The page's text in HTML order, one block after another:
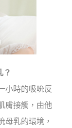
？
小時的吸吮反
膚接觸，由他
母乳的環境，